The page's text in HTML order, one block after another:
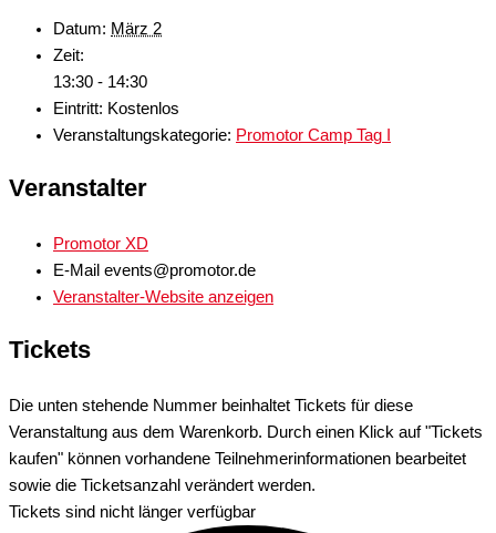
Datum: März 2
Zeit:
13:30 - 14:30
Eintritt: Kostenlos
Veranstaltungskategorie: Promotor Camp Tag I
Veranstalter
Promotor XD
E-Mail events@promotor.de
Veranstalter-Website anzeigen
Tickets
Die unten stehende Nummer beinhaltet Tickets für diese
Veranstaltung aus dem Warenkorb. Durch einen Klick auf "Tickets
kaufen" können vorhandene Teilnehmerinformationen bearbeitet
sowie die Ticketsanzahl verändert werden.
Tickets sind nicht länger verfügbar